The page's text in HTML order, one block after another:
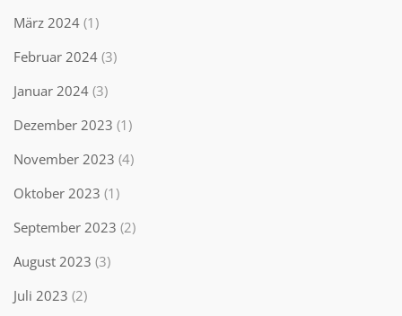
März 2024 (1)
Februar 2024 (3)
Januar 2024 (3)
Dezember 2023 (1)
November 2023 (4)
Oktober 2023 (1)
September 2023 (2)
August 2023 (3)
Juli 2023 (2)